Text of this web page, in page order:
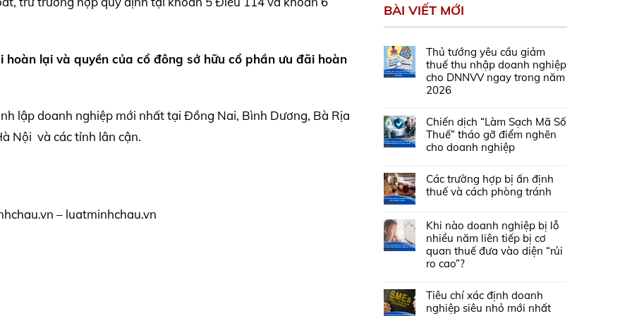
hoàn lại và quyền của cổ đông sở hữu cổ phần ưu đãi hoàn
lập doanh nghiệp mới nhất tại Đồng Nai, Bình Dương, Bà Rịa
Nội và các tỉnh lân cận.
– luatminhchau.vn
BÀI VIẾT MỚI
Thủ tướng yêu cầu giảm
thuế thu nhập doanh nghiệp
cho DNNVV ngay trong năm
2026
Chiến dịch “Làm Sạch Mã Số
Thuế” tháo gỡ điểm nghẽn
cho doanh nghiệp
Các trường hợp bị ấn định
thuế và cách phòng tránh
Khi nào doanh nghiệp bị lỗ
nhiều năm liên tiếp bị cơ
quan thuế đưa vào diện “rủi
ro cao”?
Tiêu chí xác định doanh
nghiệp siêu nhỏ mới nhất